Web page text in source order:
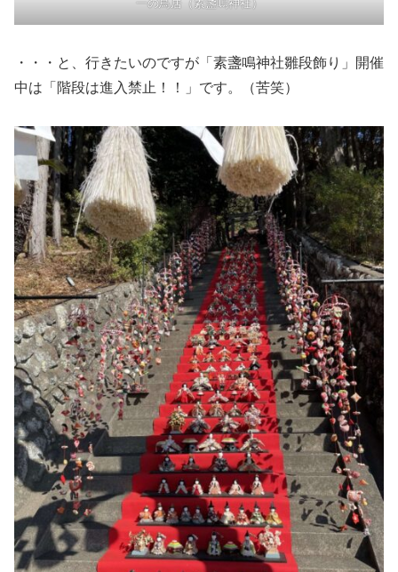
一の鳥居（素盞嗚神社）
・・・と、行きたいのですが「素盞鳴神社雛段飾り」開催
中は「階段は進入禁止！！」です。（苦笑）